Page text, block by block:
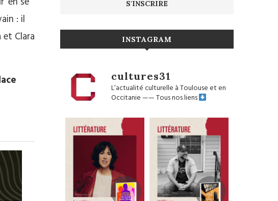
: il
Clara
INSTAGRAM
cultures31
L’actualité culturelle à Toulouse et en
Occitanie——Tous nos liens